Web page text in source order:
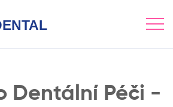
Dentální Péči -